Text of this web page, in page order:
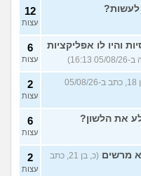
7
עצות
11
עצות
7
עצות
4
עצות
3
עצות
12
עצות
והיו לו אפליקציות
6
עצות
(בן אדם, בן 18, כתב ב-05/08/26
2
עצות
את הלשון? 6
עצות
מרשים
(כ, בן 21, כתב
2
עצות